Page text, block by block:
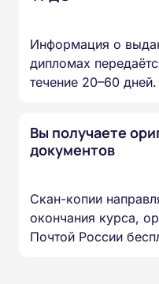
Информация о
дипломах
течение 20–60 дней.
Вы получаете
документов
Скан-копии
окончания курса,
Почтой России